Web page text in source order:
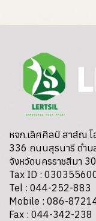
หจก.เลิศศิลป์ สาส์ณ โ
336 ถนนสุรนารี ตำบล
จังหวัดนครราชสีมา
Tax ID :
Tel : 044-252-883
Mobile : 086-
Fax : 044-342-238